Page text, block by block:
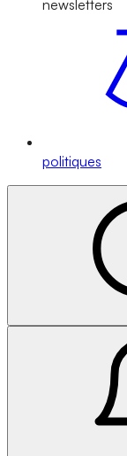
newsletters
politiques